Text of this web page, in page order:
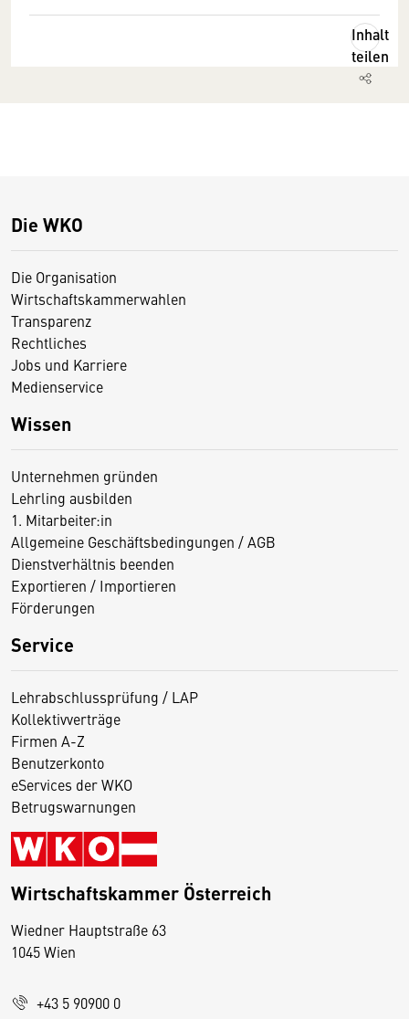
Inhalt
teilen
Die WKO
Die Organisation
Wirtschaftskammerwahlen
Transparenz
Rechtliches
Jobs und Karriere
Medienservice
Wissen
Unternehmen gründen
Lehrling ausbilden
1. Mitarbeiter:in
Allgemeine Geschäftsbedingungen / AGB
Dienstverhältnis beenden
Exportieren / Importieren
Förderungen
Service
Lehrabschlussprüfung / LAP
Kollektivverträge
Firmen A-Z
Benutzerkonto
eServices der WKO
Betrugswarnungen
Wirtschaftskammer Österreich
Wiedner Hauptstraße 63
1045 Wien
+43 5 90900 0
D
s